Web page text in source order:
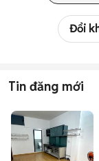
Đổi
Tin đăng mới